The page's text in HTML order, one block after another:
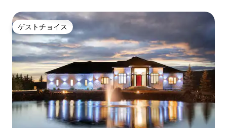
ゲストチョイス
ゲストチョイス